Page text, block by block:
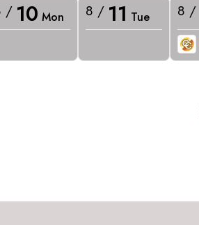
/ 10 Mon 8 / 11 Tue 8 /